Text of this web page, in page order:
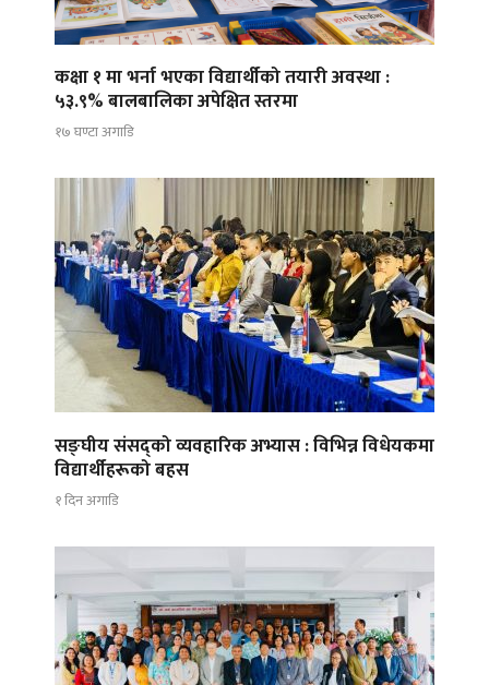
कक्षा १ मा भर्ना भएका विद्यार्थीको तयारी अवस्था :
५३.९% बालबालिका अपेक्षित स्तरमा
१७ घण्टा अगाडि
सङ्घीय संसद्को व्यवहारिक अभ्यास : विभिन्न विधेयकमा
विद्यार्थीहरूको बहस
१ दिन अगाडि